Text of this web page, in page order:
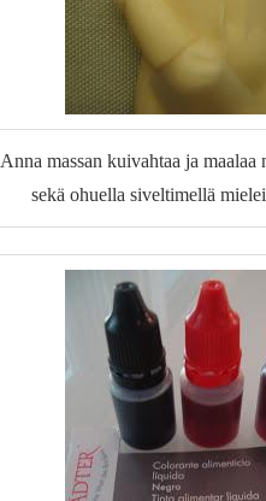
Anna massan kuivahtaa ja maalaa
sekä ohuella siveltimellä